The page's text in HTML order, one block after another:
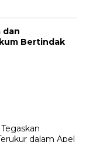
dan
Bertindak